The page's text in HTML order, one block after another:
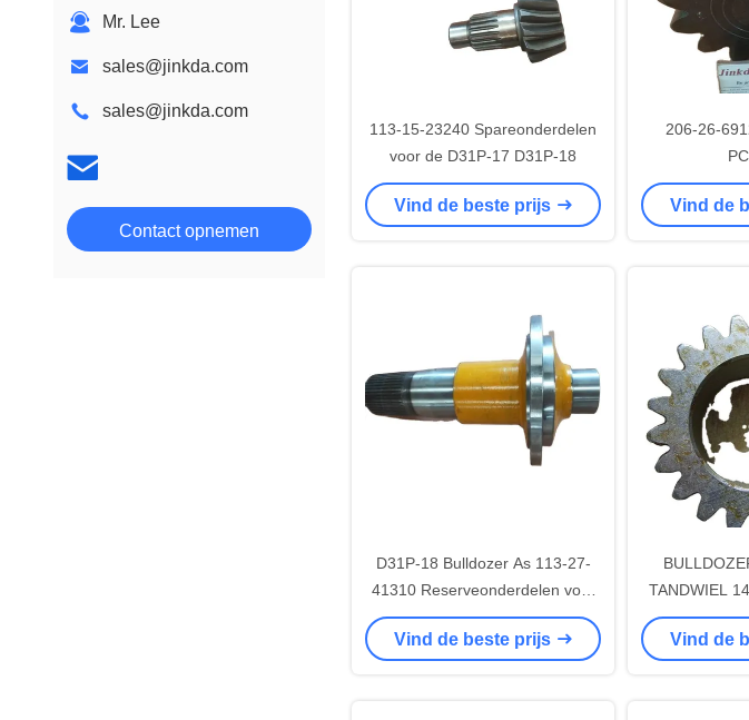
Mr. Lee
sales@jinkda.com
sales@jinkda.com
Contact opnemen
113-15-23240 Spareonderdelen
voor de D31P-17 D31P-18
Vind de beste prijs
206-26-
Vind de
D31P-18 Bulldozer As 113-27-
41310 Reserveonderdelen voor
Bouwmachines
Vind de beste prijs
TANDWIEL
D65P-
Vind de